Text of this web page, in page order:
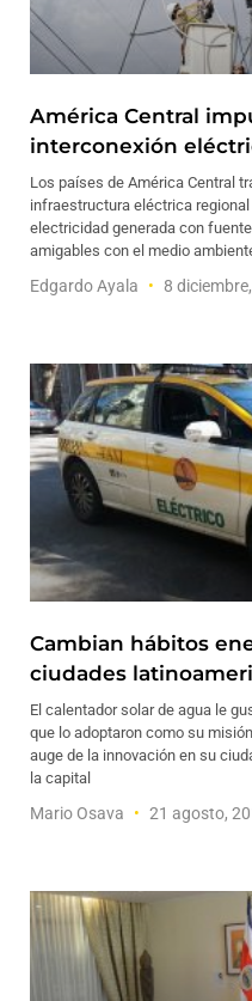
América Central
interconexión
Los países de América Central
infraestructura eléctrica
electricidad generada con
amigables con el medio
Edgardo Ayala 8
Cambian hábitos
ciudades
El calentador solar de agua le
que lo adoptaron como su
auge de la innovación en su
la capital
Mario Osava 21 agosto,